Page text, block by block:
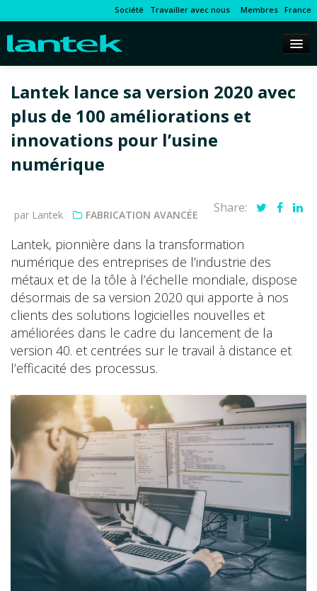
Société Travailler avec nous Membres France
Lantek lance sa version 2020 avec
plus de 100 améliorations et
innovations pour l’usine
numérique
par Lantek FABRICATION AVANCÉE Share:
Lantek, pionnière dans la transformation
numérique des entreprises de l’industrie des
métaux et de la tôle à l’échelle mondiale, dispose
désormais de sa version 2020 qui apporte à nos
clients des solutions logicielles nouvelles et
améliorées dans le cadre du lancement de la
version 40. et centrées sur le travail à distance et
l’efficacité des processus.